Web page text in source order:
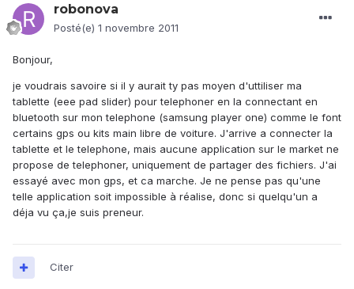
robonova
Posté(e) 1 novembre 2011
Bonjour,
je voudrais savoire si il y aurait ty pas moyen d'uttiliser ma
tablette (eee pad slider) pour telephoner en la connectant en
bluetooth sur mon telephone (samsung player one) comme le font
certains gps ou kits main libre de voiture. J'arrive a connecter la
tablette et le telephone, mais aucune application sur le market ne
propose de telephoner, uniquement de partager des fichiers. J'ai
essayé avec mon gps, et ca marche. Je ne pense pas qu'une
telle application soit impossible à réalise, donc si quelqu'un a
déja vu ça,je suis preneur.
Citer